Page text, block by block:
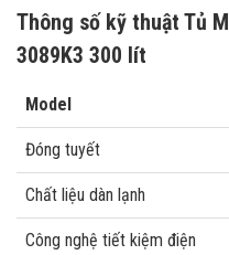
Thông số kỹ thuật Tủ
3089K3 300 lít
Model
Đóng tuyết
Chất liệu dàn lạnh
Công nghệ tiết kiệm điện